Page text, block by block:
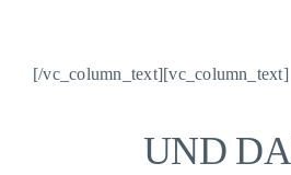
[/vc_column_text][vc_column_text]
UND